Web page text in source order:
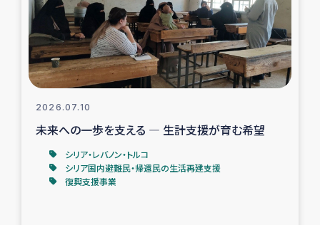
2026.07.10
未来への一歩を支える ― 生計支援が育む希望
シリア・レバノン・トルコ
シリア国内避難民・帰還民の生活再建支援
復興支援事業